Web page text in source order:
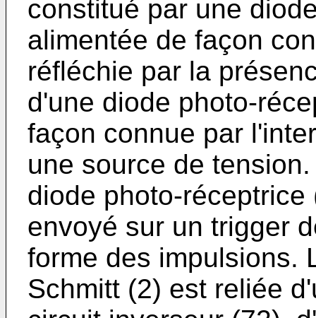
cons­titué par une
alimentée de façon
réfléchie par la
d'une diode photo-­
façon connue par
une source de
diode photo-
envoyé sur un trigger
forme des impulsions.
Schmitt (2) est reliée